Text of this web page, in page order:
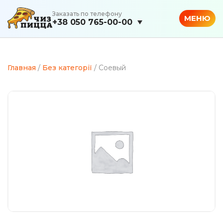
Заказать по телефону
+38 050 765-00-00 МЕНЮ
Главная / Без категорії / Соевый